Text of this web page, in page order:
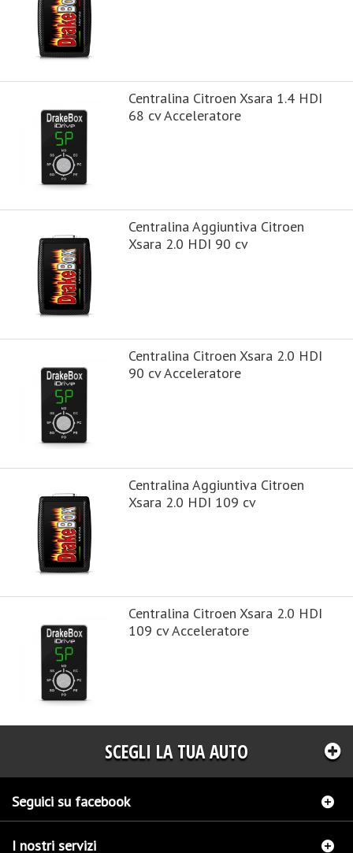
Centralina Citroen Xsara 1.4 HDI
68 cv Acceleratore
Centralina Aggiuntiva Citroen
Xsara 2.0 HDI 90 cv
Centralina Citroen Xsara 2.0 HDI
90 cv Acceleratore
Centralina Aggiuntiva Citroen
Xsara 2.0 HDI 109 cv
Centralina Citroen Xsara 2.0 HDI
109 cv Acceleratore
SCEGLI LA TUA AUTO
Seguici su facebook
I nostri servizi